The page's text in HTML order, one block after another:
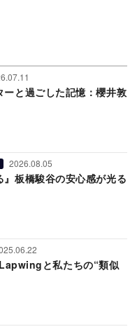
ーと過ごした記憶：櫻井敦
2026.08.05
』板橋駿谷の安心感が光る
と私たちの“類似